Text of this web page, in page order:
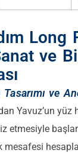
Long
ve
ve
Yavuz’un yüz
etmesiyle
mesafesi